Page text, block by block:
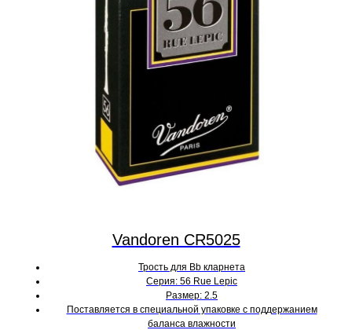
Vandoren CR5025
Трость для Bb кларнета
Серия: 56 Rue Lepic
Размер: 2.5
Поставляется в специальной упаковке с поддержанием
баланса влажности